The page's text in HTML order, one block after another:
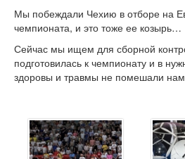
Мы побеждали Чехию в отборе на
чемпионата, и это тоже ее козырь…
Сейчас мы ищем для сборной
подготовилась к чемпионату и в
здоровы и травмы не помешали